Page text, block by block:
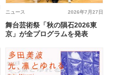
2026年7月27日
ニュース
舞台芸術祭「秋の隕石2026東
京」が全プログラムを発表